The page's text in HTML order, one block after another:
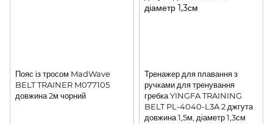
Пояс із тросом MadWave
BELT TRAINER M077105
довжина 2м чорний
Тренажер для плавання з
ручками для тренування
гребка YINGFA TRAINING
BELT PL-4040-L3A 2 джгута
довжина 1,5м, діаметр 1,3см